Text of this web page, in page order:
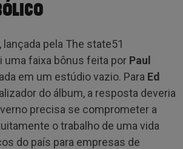
pela The state51
uma faixa bônus feita por Paul
em um estúdio vazio. Para Ed
do álbum, a resposta deveria
precisa se comprometer a
o trabalho de uma vida
do país para empresas de